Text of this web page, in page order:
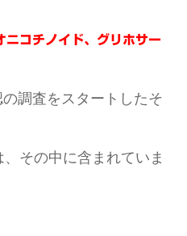
ニコチノイド、グリホサー
調査をスタートしたそ
、その中に含まれていま